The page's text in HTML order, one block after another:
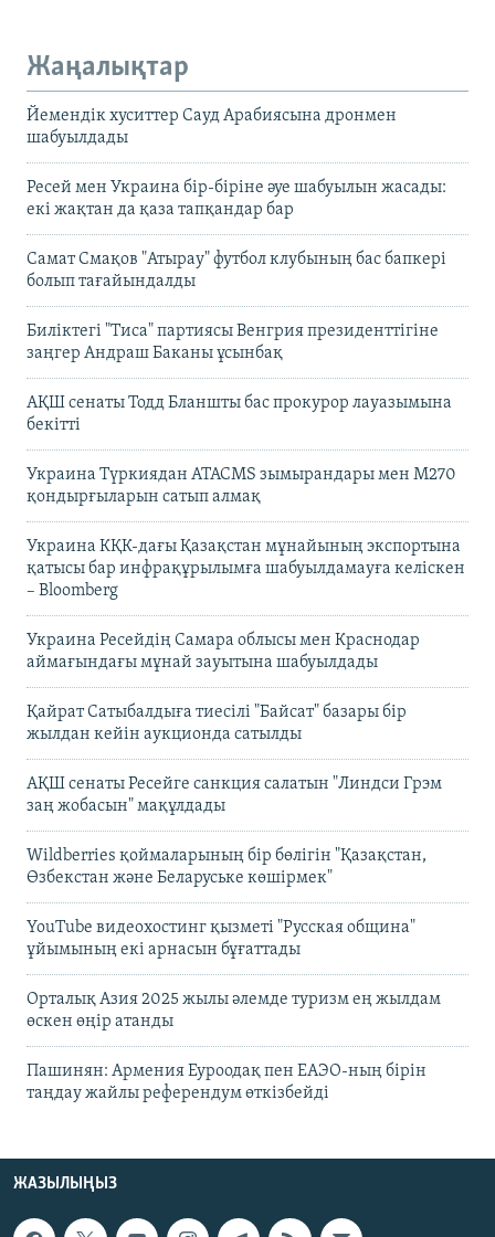
Жаңалықтар
Йемендік хуситтер Сауд Арабиясына дронмен
шабуылдады
Ресей мен Украина бір-біріне әуе шабуылын жасады:
екі жақтан да қаза тапқандар бар
Самат Смақов "Атырау" футбол клубының бас бапкері
болып тағайындалды
Биліктегі "Тиса" партиясы Венгрия президенттігіне
заңгер Андраш Баканы ұсынбақ
АҚШ сенаты Тодд Бланшты бас прокурор лауазымына
бекітті
Украина Түркиядан ATACMS зымырандары мен M270
қондырғыларын сатып алмақ
Украина КҚК-дағы Қазақстан мұнайының экспортына
қатысы бар инфрақұрылымға шабуылдамауға келіскен
– Bloomberg
Украина Ресейдің Самара облысы мен Краснодар
аймағындағы мұнай зауытына шабуылдады
Қайрат Сатыбалдыға тиесілі "Байсат" базары бір
жылдан кейін аукционда сатылды
АҚШ сенаты Ресейге санкция салатын "Линдси Грэм
заң жобасын" мақұлдады
Wildberries қоймаларының бір бөлігін "Қазақстан,
Өзбекстан және Беларуське көшірмек"
YouTube видеохостинг қызметі "Русская община"
ұйымының екі арнасын бұғаттады
Орталық Азия 2025 жылы әлемде туризм ең жылдам
өскен өңір атанды
Пашинян: Армения Еуроодақ пен ЕАЭО-ның бірін
таңдау жайлы референдум өткізбейді
ЖАЗЫЛЫҢЫЗ